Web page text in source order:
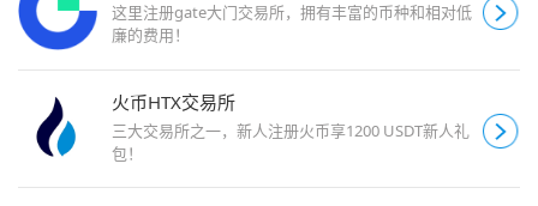
这里注册gate大门交易所，拥有丰富的币种和相对低
廉的费用！
火币HTX交易所
三大交易所之一，新人注册火币享1200 USDT新人礼
包！